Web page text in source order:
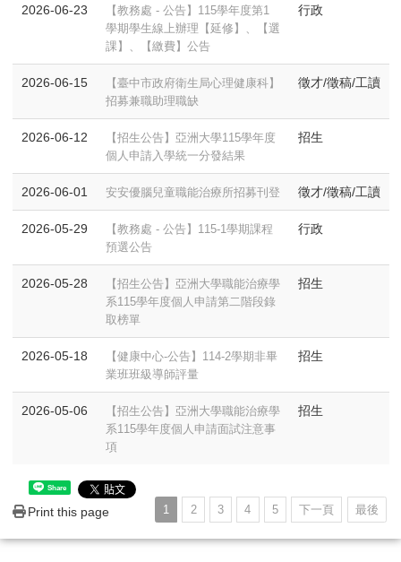
2026-06-23
【教務處 - 公告】115學年度第1
學期學生線上辦理【延修】、【選
課】、【繳費】公告
行政
2026-06-15
【臺中市政府衛生局心理健康科】
招募兼職助理職缺
徵才/徵稿/工讀
2026-06-12
【招生公告】亞洲大學115學年度
個人申請入學統一分發結果
招生
2026-06-01 安安優腦兒童職能治療所招募刊登 徵才/徵稿/工讀
2026-05-29
【教務處 - 公告】115-1學期課程
預選公告
行政
2026-05-28
【招生公告】亞洲大學職能治療學
系115學年度個人申請第二階段錄
取榜單
招生
2026-05-18
【健康中心-公告】114-2學期非畢
業班班級導師評量
招生
2026-05-06
【招生公告】亞洲大學職能治療學
系115學年度個人申請面試注意事
項
招生
1 2 3 4 5 下一頁 最後
Share
Print this page